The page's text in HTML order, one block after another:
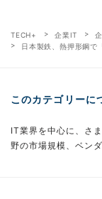
TECH+ 企業IT
日本製鉄、熱押形鋼で
このカテゴリーに
IT業界を中心に、さ
野の市場規模、ベン